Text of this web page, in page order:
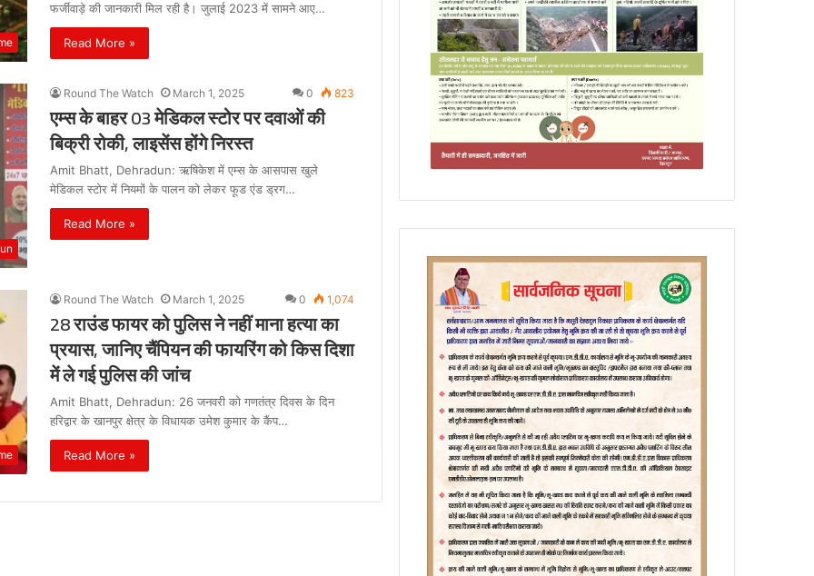
फर्जीवाड़े की जानकारी मिल रही है। जुलाई 2023 में सामने आए…
Read More »
Round The Watch March 1, 2025 0 823
एम्स के बाहर 03 मेडिकल स्टोर पर दवाओं की
बिक्री रोकी, लाइसेंस होंगे निरस्त
Amit Bhatt, Dehradun: ऋषिकेश में एम्स के आसपास खुले
मेडिकल स्टोर में नियमों के पालन को लेकर फूड एंड ड्रग…
Read More »
Round The Watch March 1, 2025 0 1,074
28 राउंड फायर को पुलिस ने नहीं माना हत्या का
प्रयास, जानिए चैंपियन की फायरिंग को किस दिशा
में ले गई पुलिस की जांच
Amit Bhatt, Dehradun: 26 जनवरी को गणतंत्र दिवस के दिन
हरिद्वार के खानपुर क्षेत्र के विधायक उमेश कुमार के कैंप…
Read More »